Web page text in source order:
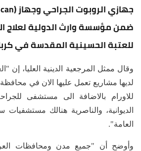
ضمن مؤسسة وارث الدولية لعلاج
للعتبة الحسينية المقدسة في
وقال ممثل المرجعية الدينية العليا، إن
لديها مشاريع تعمل عليها الان في
للاورام بالاضافة الى مستشفى
الديوانية، والناصرية هنالك مستشفيات
العامة".
وأوضح أن "جميع مدن ومحافظات